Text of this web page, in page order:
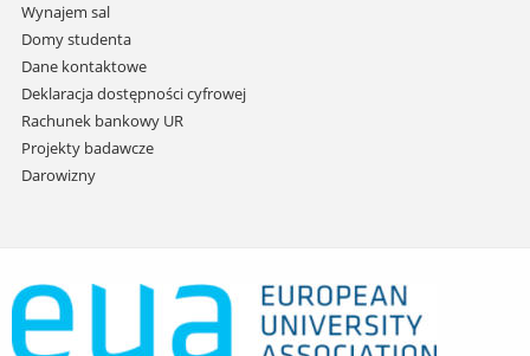
Wynajem sal
Domy studenta
Dane kontaktowe
Deklaracja dostępności cyfrowej
Rachunek bankowy UR
Projekty badawcze
Darowizny